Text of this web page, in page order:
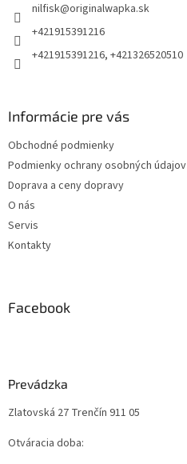
nilfisk@originalwapka.sk
+421915391216
+421915391216, +421326520510
Informácie pre vás
Obchodné podmienky
Podmienky ochrany osobných údajov
Doprava a ceny dopravy
O nás
Servis
Kontakty
Facebook
Prevádzka
Zlatovská 27 Trenčín 911 05
Otváracia doba: